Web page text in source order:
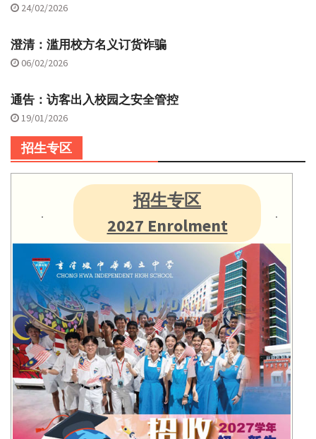
24/02/2026
澄清：滥用校方名义订货诈骗
06/02/2026
通告：访客出入校园之安全管控
19/01/2026
招生专区
招生专区
2027 Enrolment